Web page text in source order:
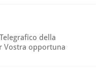
della
Vostra opportuna